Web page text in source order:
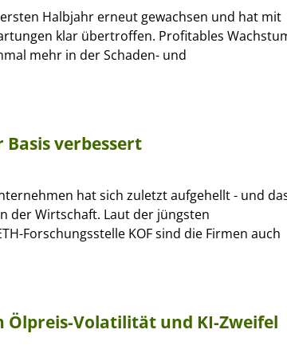
Halbjahr erneut gewachsen und hat mit
klar übertroffen. Profitables
mehr in der Schaden- und
Basis verbessert
hat sich zuletzt aufgehellt - und
der Wirtschaft. Laut der jüngsten
Forschungsstelle KOF sind die Firmen auch
Ölpreis-Volatilität und KI-Zweifel